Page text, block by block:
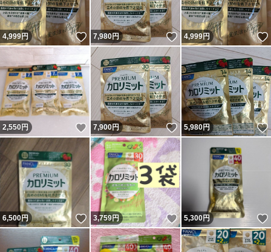
4,999円 いいね！
7,980円 いいね！
4,999円
2,550円 いいね！
7,900円 いいね！
5,980円
6,500円 いいね！
3,759円 いいね！
5,300円